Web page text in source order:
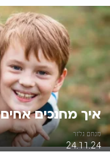
איך מחנכים
מנחם גלזר
24.11.24